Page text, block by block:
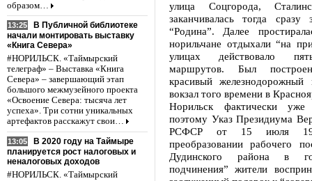
образом…
13:25
В Публичной библиотеке
начали монтировать выставку
«Книга Севера»
#НОРИЛЬСК. «Таймырский
телеграф» – Выставка «Книга
Севера» – завершающий этап
большого межмузейного проекта
«Освоение Севера: тысяча лет
успеха». Три сотни уникальных
артефактов расскажут свои…
13:05
В 2020 году на Таймыре
планируется рост налоговых и
неналоговых доходов
#НОРИЛЬСК. «Таймырский
улица Соцгорода,
заканчивалась тогда сразу
“Родина”. Далее
норильчане отдыхали “на
улицах действовало
маршрутов. Был
красивый железнодорожный
вокзал того времени в
Норильск фактически
поэтому Указ Президиума
РСФСР от 15 июля
преобразовании рабочего
Дудинского района в
подчинения” жители